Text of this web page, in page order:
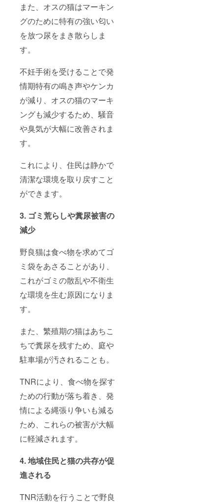
また、オスの猫はマーキン
グのために特有の強い匂い
を放つ尿をまき散らしま
す。
不妊手術を受けることで発
情期特有の鳴き声やケンカ
が減り、オスの猫のマーキ
ングも減少するため、騒音
や臭気が大幅に改善されま
す。
これにより、住民は静かで
清潔な環境を取り戻すこと
ができます。
3. ゴミ荒らしや糞尿被害の
減少
野良猫は食べ物を求めてゴ
ミ袋をあさることがあり、
これがゴミの散乱や不衛生
な環境を生む原因になりま
す。
また、繁殖期の猫はあちこ
ちで糞尿を残すため、庭や
駐車場が汚されることも。
TNRにより、食べ物を探す
ための行動が落ち着き、発
情による縄張り争いも減る
ため、これらの被害が大幅
に軽減されます。
4. 地域住民と猫の共存が促
進される
TNR活動を行うことで野良